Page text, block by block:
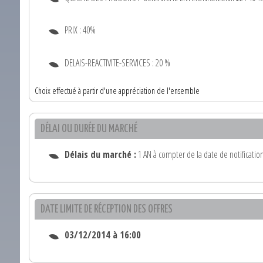
PRIX : 40%
DELAIS-REACTIVITE-SERVICES : 20 %
Choix effectué à partir d'une appréciation de l'ensemble
DÉLAI OU DURÉE DU MARCHÉ
Délais du marché : 1 AN à compter de la date de
DATE LIMITE DE RÉCEPTION DES OFFRES
03/12/2014 à 16:00